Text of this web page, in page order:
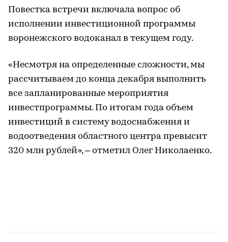
Повестка встречи включала вопрос об
исполнении инвестиционной программы
воронежского водоканал в текущем году.
«Несмотря на определенные сложности, мы
рассчитываем до конца декабря выполнить
все запланированные мероприятия
инвестпрограммы. По итогам года объем
инвестиций в систему водоснабжения и
водоотведения областного центра превысит
320 млн рублей», – отметил Олег Николаенко.